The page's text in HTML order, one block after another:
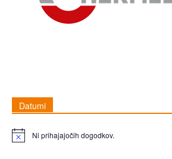
Datumi
OpombaNi prihajajočih dogodkov.